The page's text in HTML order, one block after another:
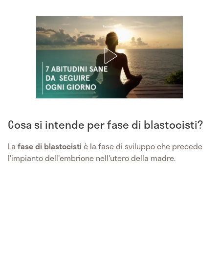
Cosa si intende per fase di blastocisti?
La fase di blastocistiè la fase di sviluppo che precede
l'impianto dell'embrione nell'utero della madre.